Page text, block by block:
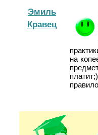
Эмиль
Кравец
на